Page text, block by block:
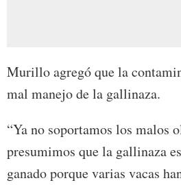
Murillo agregó que la
mal manejo de la gallinaza.
“Ya no soportamos los malos
presumimos que la gallinaza
ganado porque varias vacas